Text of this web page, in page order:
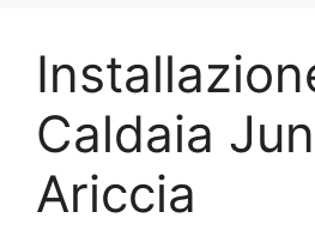
Caldaia
Ariccia